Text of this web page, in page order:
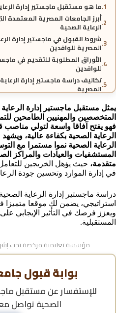
ما هو مستقبل ماجستير إدارة
أبرز الجامعات المصرية المعتمدة
الرعاية الصحية
شروط القبول في ماجستير إدارة
المصرية للوافدين
الأوراق المطلوبة للتقديم في
للوافدين
تكاليف دراسة ماجستير إدارة
المصرية
ما هو الفرق بين الإدارة الصحية
هل يمكن دراسة ماجستير إدارة
الجامعات المصرية؟
مميزات دراسة ماجستير إدارة
للوافدين
هل شهادة ماجستير إدارة الرعاية
مواعيد التقديم على ماجستير إدارة
خطوات التسجيل في ماجستير
الجامعات المصرية
الأسئلة الشائعة حول مستقبل
الصحية
يمثل مستقبل ماجستير إدارة
المتخصصين والمهنيين الطامحين
فهو يفتح آفاقا واسعة لتولي مناصب
الرعاية الصحية بكفاءة عالية،
الرعاية الصحية نموا مستمرا مع
المستشفيات والعيادات والمراكز
متقدمة، حيث يؤهل الخريجين
في إدارة الموارد وتحسين جودة
دراسة ماجستير إدارة الرعاية
استراتيجي، يضمن لك موقعا
ويعزز فرصك في التأثير الإيجابي
المستقبلية.
مؤسسة تعليمية مرخصة تحت
بوابة قبول
للإستفسار عنمستقبل
الصحيةتواصل